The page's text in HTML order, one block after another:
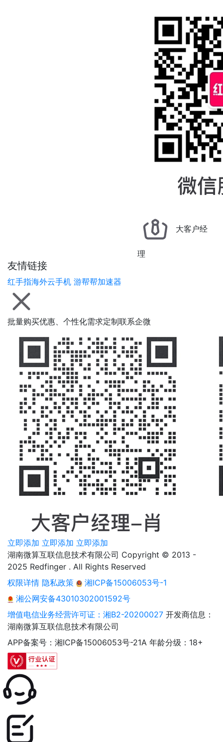
友情链接
红手指海外云手机 游帮帮加速器
大客户经
理
批量购买优惠、个性化需求定制联系企微
立即添加 立即添加 立即添加
湖南微算互联信息技术有限公司 Copyright © 2013 -
2025 Redfinger . All Rights Reserved
权限详情 隐私政策
湘ICP备15006053号-1
湘公网安备43010302001592号
增值电信业务经营许可证：湘B2-20200027 开发商信息：
湖南微算互联信息技术有限公司
APP备案号：湘ICP备15006053号-21A 年龄分级：18+